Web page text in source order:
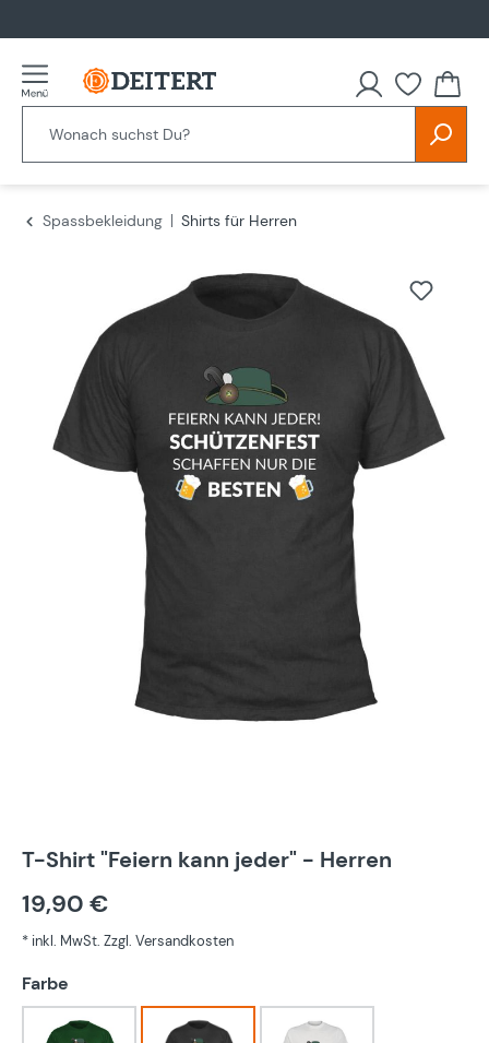
Spassbekleidung
Shirts für Herren
T-Shirt "Feiern kann jeder" - Herren
19,90 €
* inkl. MwSt. Zzgl. Versandkosten
Farbe